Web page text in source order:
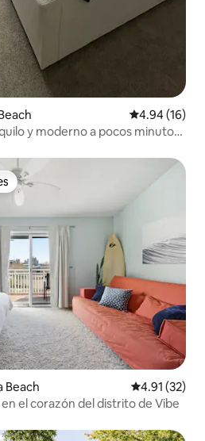
Calificación
4.94 (16)
y moderno a pocos minutos
Beach Calificación
4.91 (32)
el corazón del distrito de Vibe